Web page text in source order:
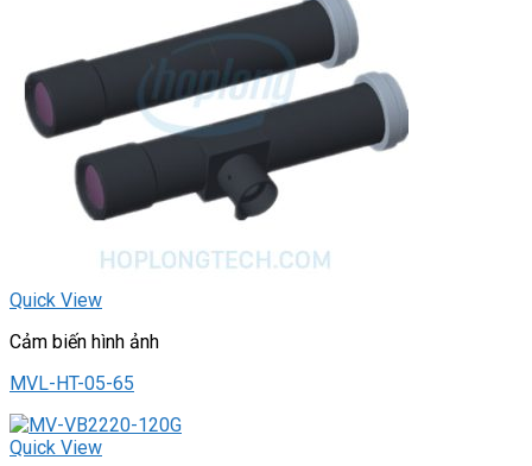
Quick View
Cảm biến hình ảnh
MVL-HT-05-65
Quick View